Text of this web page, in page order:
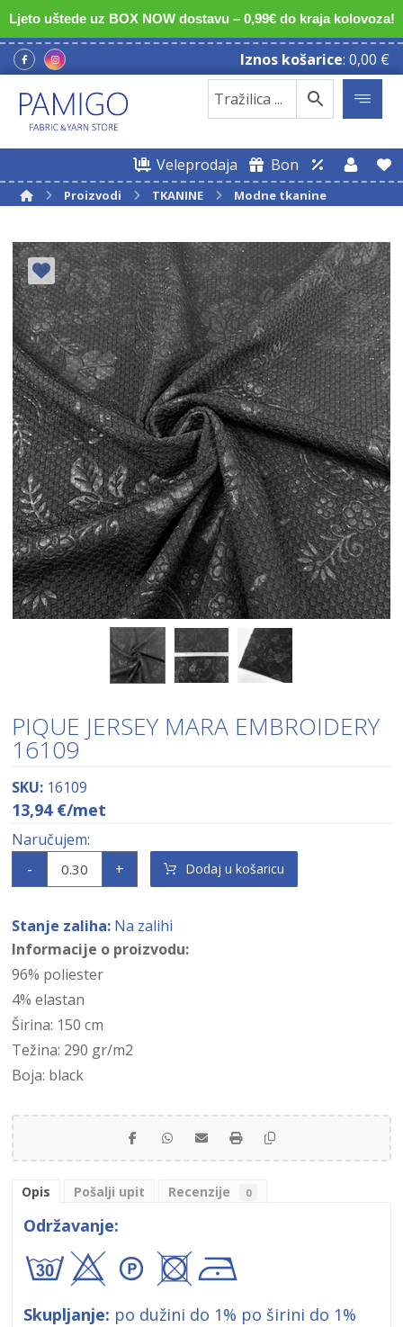
Ljeto uštede uz BOX NOW dostavu – 0,99€ do kraja kolovoza!
Iznos košarice: 0,00 €
Veleprodaja Bon
Proizvodi TKANINE Modne tkanine
PIQUE JERSEY MARA EMBROIDERY
16109
SKU: 16109
13,94 €/met
- + Dodaj u košaricu
Stanje zaliha: Na zalihi
Informacije o proizvodu:
96% poliester
4% elastan
Širina: 150 cm
Težina: 290 gr/m2
Boja: black
Opis Pošalji upit Recenzije 0
Održavanje:
axA+!
Skupljanje: po dužini do 1% po širini do 1%